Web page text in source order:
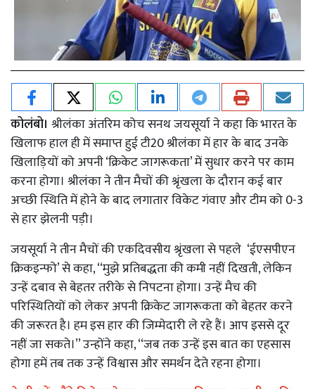
कोलंबो। श्रीलंका अंतरिम कोच सनथ जयसूर्या ने कहा कि भारत के
खिलाफ हाल ही में समाप्त हुई टी20 श्रीलंका में हार के बाद उनके
खिलाड़ियों को अपनी ‘क्रिकेट जागरूकता’ में सुधार करने पर काम
करना होगा। श्रीलंका ने तीन मैचों की श्रृंखला के दौरान कई बार
अच्छी स्थिति में होने के बाद लगातार विकेट गंवाए और टीम को 0-3
से हार झेलनी पड़ी।
जयसूर्या ने तीन मैचों की एकदिवसीय श्रृंखला से पहले ‘ईएसपीएन
क्रिकइन्फो’ से कहा, ‘‘मुझे प्रतिबद्धता की कमी नहीं दिखती, लेकिन
उन्हें दबाव से बेहतर तरीके से निपटना होगा। उन्हें मैच की
परिस्थितियों को लेकर अपनी क्रिकेट जागरूकता को बेहतर करने
की जरूरत है। हम इस हार की जिम्मेदारी ले रहे हैं। आप इससे दूर
नहीं जा सकते।’’ उन्होंने कहा, ‘‘जब तक उन्हें इस बात का एहसास
होगा हमें तब तक उन्हें विश्वास और समर्थन देते रहना होगा।